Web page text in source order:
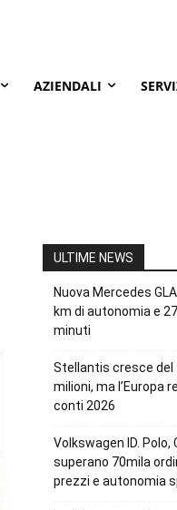
AZIENDALI
ULTIME NEWS
Nuova Mercedes
km di autonomia e
minuti
Stellantis cresce del
milioni, ma l’Europa
conti 2026
Volkswagen ID. Polo,
superano 70mila
prezzi e autonomia